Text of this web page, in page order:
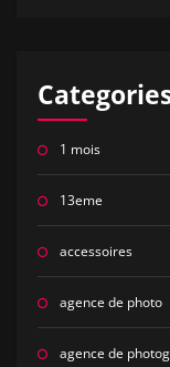
1 mois
13eme
accessoires
agence de photo
agence de